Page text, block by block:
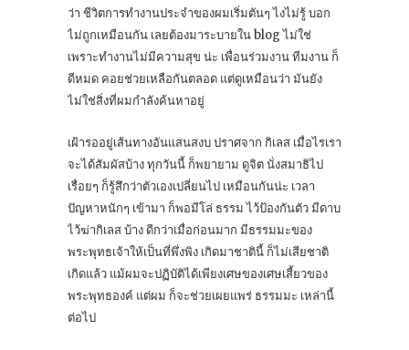
ว่า ชีวิตการทำงานประจำของผมเริ่มตันๆ ไงไม่รู้ บอก
ไม่ถูกเหมือนกัน เลยต้องมาระบายใน blog ไม่ใช่
เพราะทำงานไม่มีความสุข น่ะ เพื่อนร่วมงาน ทีมงาน ก็
ดีหมด คอยช่วยเหลือกันตลอด แต่ดูเหมือนว่า มันยัง
ไม่ใช่สิ่งที่ผมกำลังค้นหาอยู่
เฝ้ารออยู่เส้นทางอันแสนสงบ ปราศจาก กิเลส เมื่อไรเรา
จะได้สัมผัสบ้าง ทุกวันนี้ ก็พยายาม ดูจิต นั่งสมาธิไป
เรื่อยๆ ก็รู้สึกว่าตัวเองเปลี่ยนไป เหมือนกันน่ะ เวลา
ปัญหาหนักๆ เข้ามา ก็พอมีโล่ ธรรม ไว้ป้องกันตัว มีดาบ
ไว้ฆ่ากิเลส บ้าง ดีกว่าเมื่อก่อนมาก มีธรรมมะของ
พระพุทธเจ้าให้เป็นที่พึ่งพิง เกิดมาชาตินี้ ก็ไม่เสียชาติ
เกิดแล้ว แม้ผมจะปฏิบัติได้เพียงเศษของเศษเสี้ยวของ
พระพุทธองค์ แต่ผม ก็จะช่วยเผยแพร่ ธรรมมะ เหล่านี้
ต่อไป